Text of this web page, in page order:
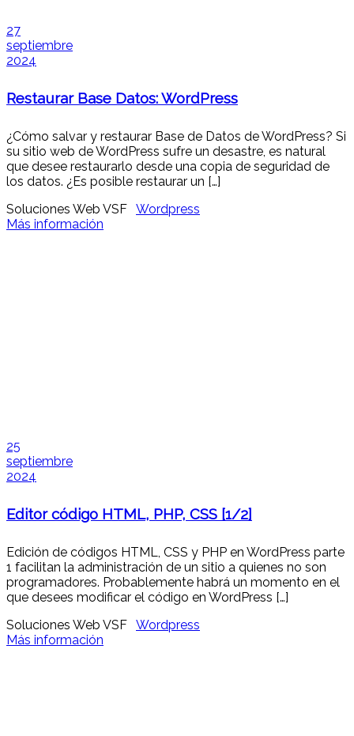
27
septiembre
2024
Restaurar Base Datos: WordPress
¿Cómo salvar y restaurar Base de Datos de WordPress? Si
su sitio web de WordPress sufre un desastre, es natural
que desee restaurarlo desde una copia de seguridad de
los datos. ¿Es posible restaurar un […]
Soluciones Web VSF Wordpress
Más información
25
septiembre
2024
Editor código HTML, PHP, CSS [1/2]
Edición de códigos HTML, CSS y PHP en WordPress parte
1 facilitan la administración de un sitio a quienes no son
programadores. Probablemente habrá un momento en el
que desees modificar el código en WordPress […]
Soluciones Web VSF Wordpress
Más información